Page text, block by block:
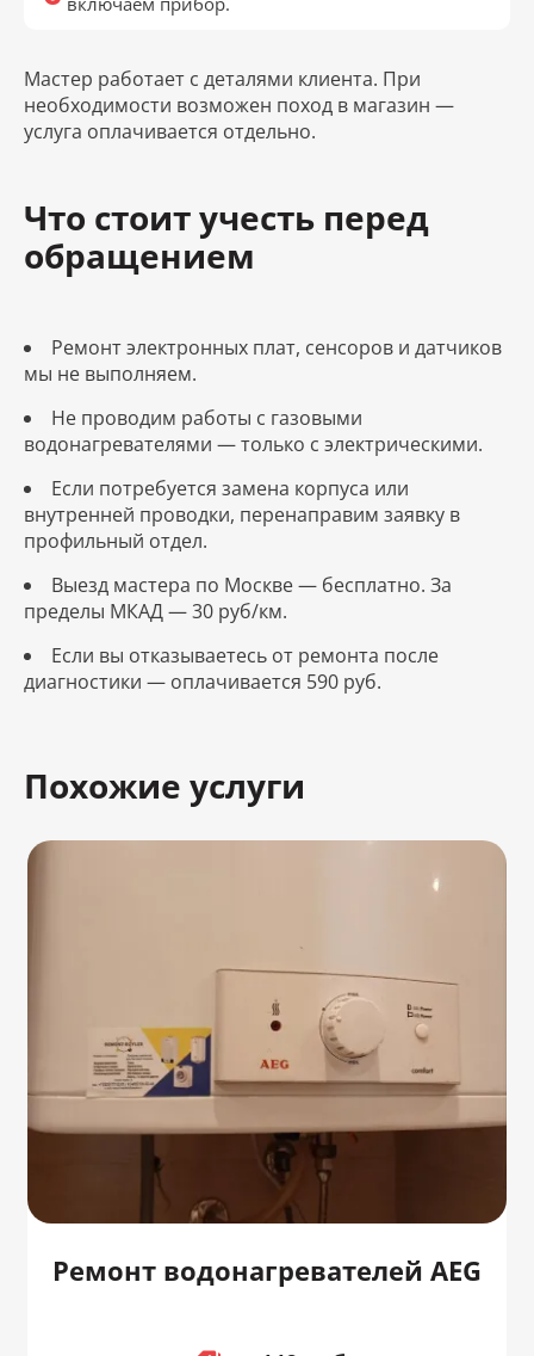
Мастер работает с деталями клиента. При
необходимости возможен поход в магазин —
услуга оплачивается отдельно.
Что стоит учесть перед
обращением
Ремонт электронных плат, сенсоров и датчиков
мы не выполняем.
Не проводим работы с газовыми
водонагревателями — только с электрическими.
Если потребуется замена корпуса или
внутренней проводки, перенаправим заявку в
профильный отдел.
Выезд мастера по Москве — бесплатно. За
пределы МКАД — 30 руб/км.
Если вы отказываетесь от ремонта после
диагностики — оплачивается 590 руб.
Похожие услуги
Ремонт водонагревателей AEG